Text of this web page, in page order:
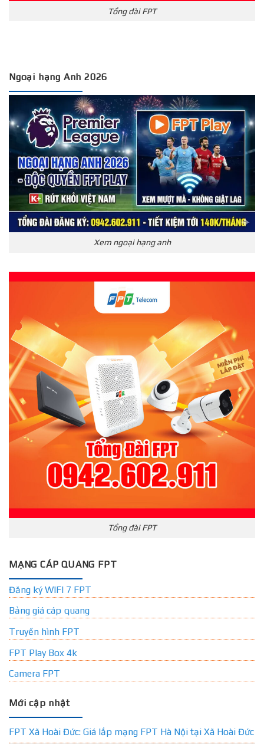
Tổng đài FPT
Ngoại hạng Anh 2026
Xem ngoại hạng anh
Tổng đài FPT
MẠNG CÁP QUANG FPT
Đăng ký WIFI 7 FPT
Bảng giá cáp quang
Truyền hình FPT
FPT Play Box 4k
Camera FPT
Mới cập nhật
FPT Xã Hoài Đức: Giá lắp mạng FPT Hà Nội tại Xã Hoài Đức